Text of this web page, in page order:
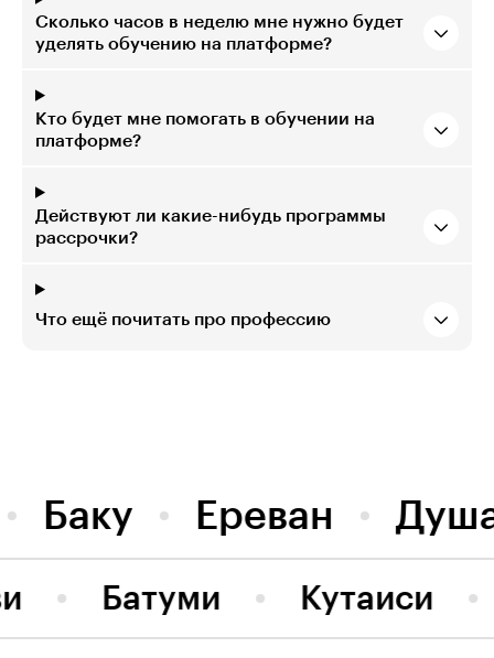
Сколько часов в неделю мне нужно будет
уделять обучению на платформе?
Кто будет мне помогать в обучении на
платформе?
Действуют ли какие-нибудь программы
рассрочки?
Что ещё почитать про профессию
Баку Ереван
Кутаиси
Батуми